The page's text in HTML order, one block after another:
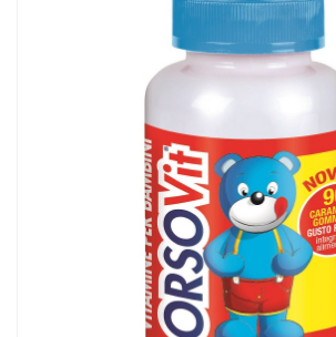
Mamma e bambino /
Montefarmaco Otc Orsovit Caramelle